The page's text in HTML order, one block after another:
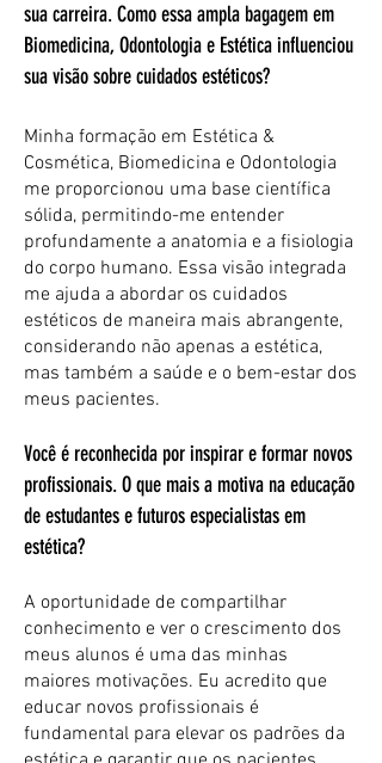
sua carreira. Como essa ampla bagagem em
Biomedicina, Odontologia e Estética influenciou
sua visão sobre cuidados estéticos?
Minha formação em Estética &
Cosmética, Biomedicina e Odontologia
me proporcionou uma base científica
sólida, permitindo-me entender
profundamente a anatomia e a fisiologia
do corpo humano. Essa visão integrada
me ajuda a abordar os cuidados
estéticos de maneira mais abrangente,
considerando não apenas a estética,
mas também a saúde e o bem-estar dos
meus pacientes.
Você é reconhecida por inspirar e formar novos
profissionais. O que mais a motiva na educação
de estudantes e futuros especialistas em
estética?
A oportunidade de compartilhar
conhecimento e ver o crescimento dos
meus alunos é uma das minhas
maiores motivações. Eu acredito que
educar novos profissionais é
fundamental para elevar os padrões da